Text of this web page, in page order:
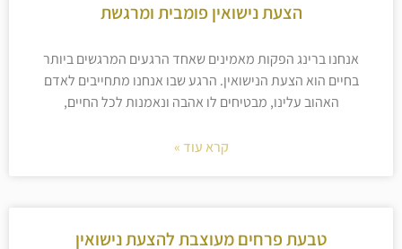
הצעת נישואין פומבית ומרגשת
אנחנו ברינג הפקות מאמינים שאחד הרגעים המרגשים ביותר
בחיים הוא הצעת הנישואין. הרגע שבו אנחנו מתחייבים לאדם
האהוב עלינו, מבטיחים לו אהבה ונאמנות לכל החיים,
קרא עוד »
טבעת פרחים מעוצבת להצעת נישואין